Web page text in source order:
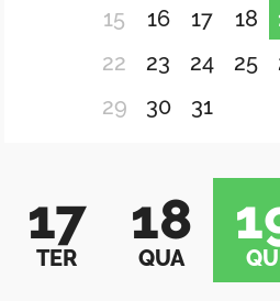
15
16 17 18
22
23 24 25
29
30 31
17
TER
18
QUA